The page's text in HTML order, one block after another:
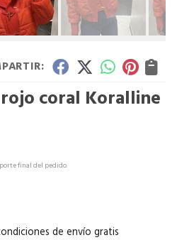
coral Koralline
final del pedido.
de envío gratis